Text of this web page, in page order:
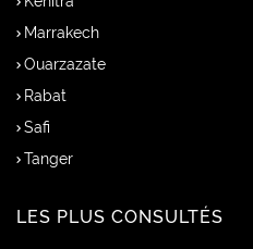
Marrakech
Ouarzazate
Rabat
Safi
Tanger
LES PLUS CONSULTÉS